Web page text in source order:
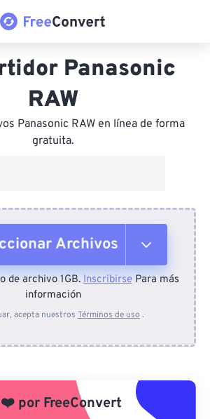
Panasonic
RAW
Panasonic RAW en línea de forma
gratuita.
Archivos
el dispositivo
Google Drive
de archivo 1GB.InscribirsePara más
información
acepta nuestros Términos de uso .
❤️ por FreeConvert